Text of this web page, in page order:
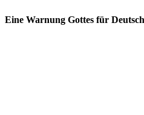
Eine Warnung Gottes für